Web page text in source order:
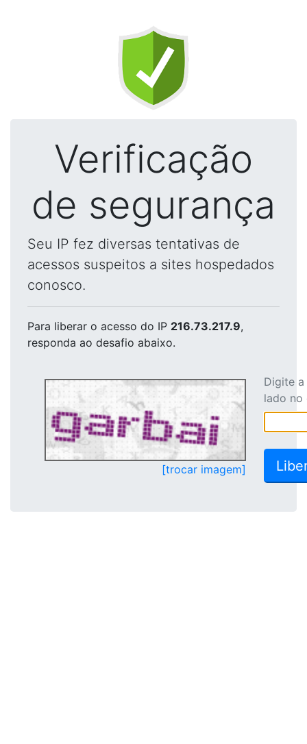
Verificação
de segurança
Seu IP fez diversas tentativas de
acessos suspeitos a sites hospedados
conosco.
Para liberar o acesso do IP 216.73.217.9,
responda ao desafio abaixo.
[trocar imagem]
Digite
lado no